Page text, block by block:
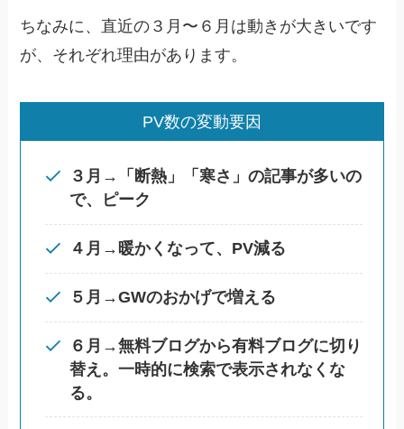
ちなみに、直近の３月〜６月は動きが大きいです
が、それぞれ理由があります。
PV数の変動要因
３月→「断熱」「寒さ」の記事が多いの
で、ピーク
４月→暖かくなって、PV減る
５月→GWのおかげで増える
６月→無料ブログから有料ブログに切り
替え。一時的に検索で表示されなくな
る。